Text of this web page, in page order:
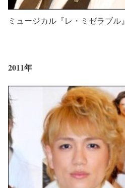
ミュージカル『レ・ミゼラブル』
2011年